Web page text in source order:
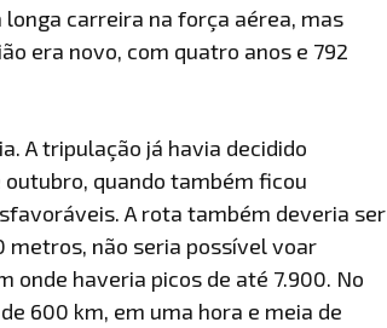
carreira na força aérea, mas
era novo, com quatro anos e 792
A tripulação já havia decidido
outubro, quando também ficou
A rota também deveria ser
metros, não seria possível voar
onde haveria picos de até 7.900. No
600 km, em uma hora e meia de